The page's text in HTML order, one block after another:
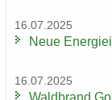
16.07.2025
Neue
16.07.2025
Wald­brand